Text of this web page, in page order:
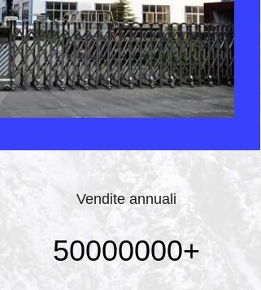
Vendite annuali
50000000+